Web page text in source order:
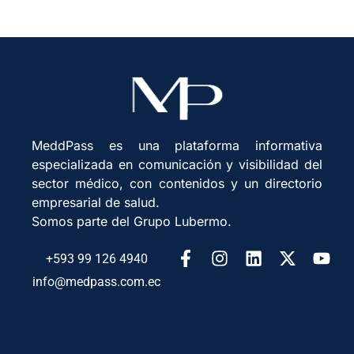
MeddPass es una plataforma informativa
especializada en comunicación y visibilidad del
sector médico, con contenidos y un directorio
empresarial de salud.
Somos parte del Grupo Lubermo.
+593 99 126 4940
info@medpass.com.ec